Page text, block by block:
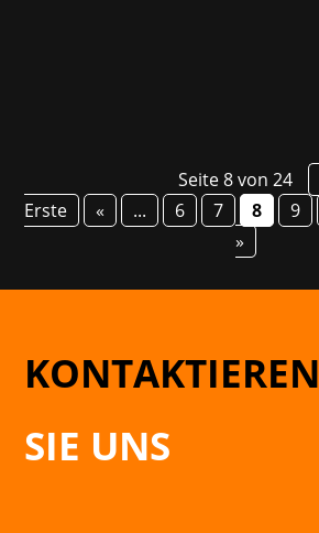
Seite 8 von 24
Erste
« ... 6 7 8 9
»
KONTAKTIEREN
SIE UNS